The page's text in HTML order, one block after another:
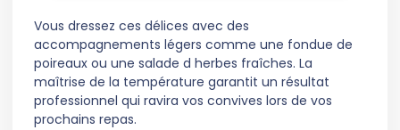
Vous dressez ces délices avec des
accompagnements légers comme une fondue de
poireaux ou une salade d herbes fraîches. La
maîtrise de la température garantit un résultat
professionnel qui ravira vos convives lors de vos
prochains repas.